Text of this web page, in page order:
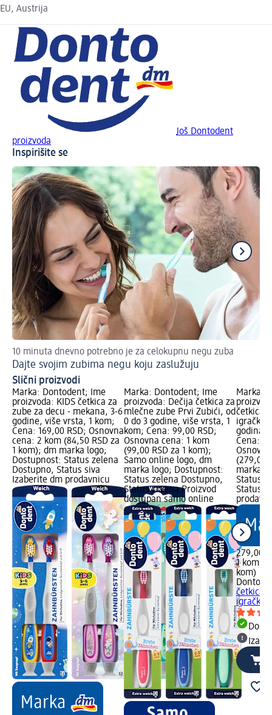
EU, Austrija
Još Dontodent
proizvoda
Inspirišite se
10 minuta dnevno potrebno je za celokupnu negu zuba
Dajte svojim zubima negu koju zaslužuju
Slični proizvodi
Marka: Dontodent; Ime
proizvoda: KIDS četkica za
zube za decu - mekana, 3-6
godine, više vrsta, 1 kom;
Cena: 169,00 RSD; Osnovna
cena: 2 kom (84,50 RSD za
1 kom); dm marka logo;
Dostupnost: Status zelena
Dostupno, Status siva
Izaberite dm prodavnicu
Marka: Dontodent; Ime
proizvoda: Dečija četkica za
mlečne zube Prvi Zubići, od
0 do 3 godine, više vrsta, 1
kom; Cena: 99,00 RSD;
Osnovna cena: 1 kom
(99,00 RSD za 1 kom);
Samo online logo, dm
marka logo; Dostupnost:
Status zelena Dostupno,
Status crvena Proizvod
dostupan samo online
Marka:
četkica
godina,
Cena:
(279,00
marka
Status
Status
279,00
1 kom
kom)
četkica